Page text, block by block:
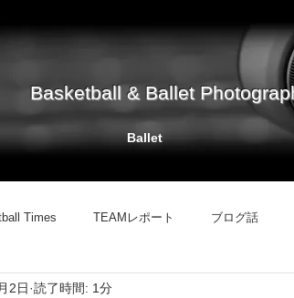
Ballet
Basketball & Ballet
Times TEAMレポート ブログ話
ケット掲示板
2日 読了時間: 1分